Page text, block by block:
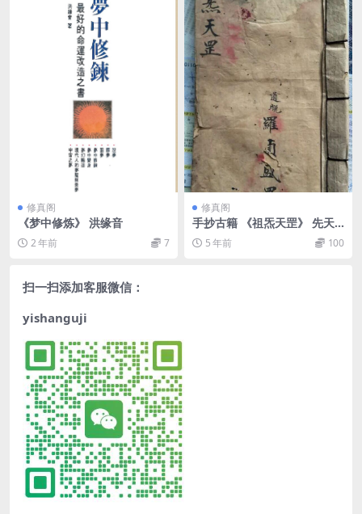
修真阁
《梦中修炼》 洪缘音
2 年前 7
修真阁
手抄古籍 《祖炁天罡》 先天
祖炁天罡派秘符
5 年前 100
扫一扫添加客服微信：
yishanguji